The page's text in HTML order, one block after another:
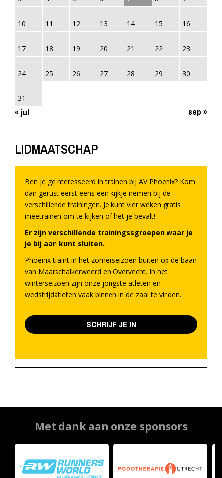
10 11 12 13 14 15 16
17 18 19 20 21 22 23
24 25 26 27 28 29 30
31
« jul sep »
LIDMAATSCHAP
Ben je geïnteresseerd in trainen bij AV Phoenix? Kom
dan gerust eerst eens een kijkje nemen bij de
verschillende trainingen. Je kunt vier weken gratis
meetrainen om te kijken of het je bevalt!
Er zijn verschillende trainingssgroepen waar je
je bij aan kunt sluiten.
Phoenix traint in het zomerseizoen buiten op de baan
van Maarschalkerweerd en Overvecht. In het
winterseizoen zijn onze jongste atleten en
wedstrijdatleten vaak binnen in de zaal te vinden.
SCHRIJF JE IN
Met dank aan onze sponsors